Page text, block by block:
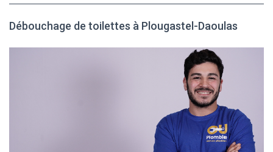
Débouchage de toilettes à Plougastel-Daoulas